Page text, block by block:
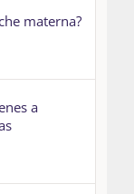
materna?
a